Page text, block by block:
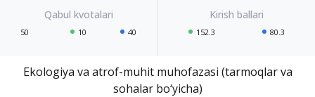
50 10 40 152.3 80.3
Ekologiya va atrof-muhit muhofazasi (tarmoqlar va
sohalar bo‘yicha)